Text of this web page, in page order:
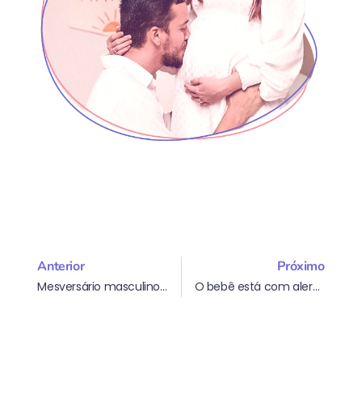
Anterior
Mesversário masculino: escolha um tema encantador com a iFraldas!
Próximo
O bebê está com alergia às fraldas? Como evitar e cuidar?